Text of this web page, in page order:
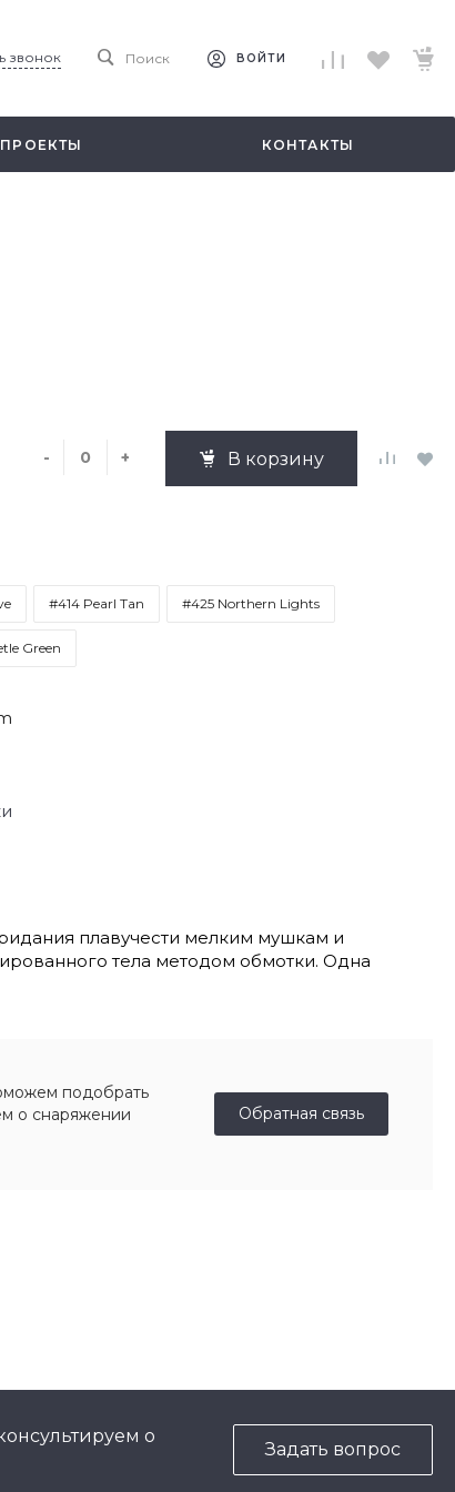
звонок Поиск ВОЙТИ
КОНТАКТЫ
- + В корзину
#414 Pearl Tan #425 Northern Lights
Green
плавучести мелким мушкам и
тела методом обмотки. Одна
подобрать
о снаряжении
Обратная связь
о
Задать вопрос